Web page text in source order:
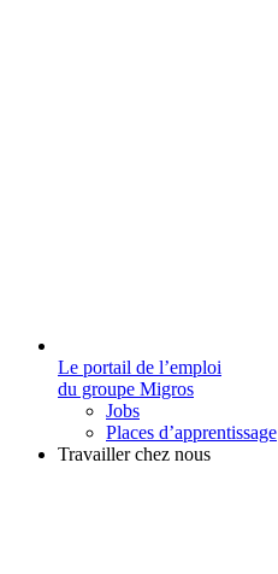
Le portail de l’emploi
du groupe Migros
Jobs
Places d’apprentissage
Travailler chez nous